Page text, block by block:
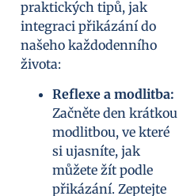
praktických tipů, jak
integraci přikázání do
našeho každodenního
života:
Reflexe a modlitba:
Začněte den krátkou
modlitbou, ve které
si ujasníte, jak
můžete žít podle
přikázání. Zeptejte